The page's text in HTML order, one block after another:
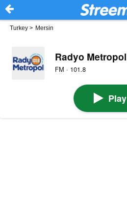
Turkey > Mersin
Radyo Metropol
FM · 101.8
Play